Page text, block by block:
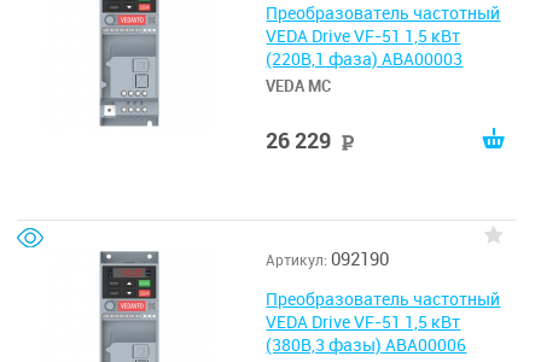
Преобразователь частотный
VEDA Drive VF-51 1,5 кВт
(220В,1 фаза) ABA00003
VEDA MC
26 229
Артикул: 092190
Преобразователь частотный
VEDA Drive VF-51 1,5 кВт
(380В,3 фазы) ABA00006